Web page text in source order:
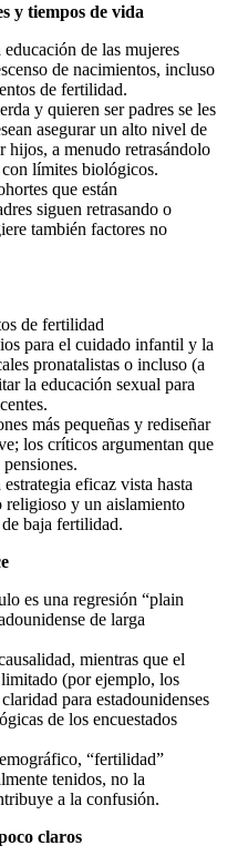
y tiempos de vida
de las mujeres
de nacimientos, incluso
de fertilidad.
y quieren ser padres se les
asegurar un alto nivel de
hijos, a menudo retrasándolo
límites biológicos.
que están
siguen retrasando o
también factores no
de fertilidad
para el cuidado infantil y la
pronatalistas o incluso (a
la educación sexual para
más pequeñas y rediseñar
los críticos argumentan que
eficaz vista hasta
religioso y un aislamiento
baja fertilidad.
es una regresión “plain
de larga
mientras que el
(por ejemplo, los
para estadounidenses
de los encuestados
“fertilidad”
tenidos, no la
a la confusión.
claros